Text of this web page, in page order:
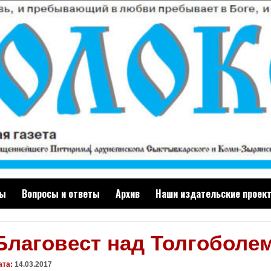
Вопросы и ответы Архив Наши издательские
над
14.03.2017